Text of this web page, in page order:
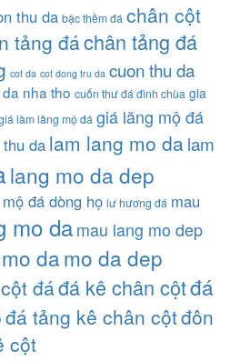
thu da bậc thềm đá chân cột
tảng đáchân tảng đá
cot da cot dong tru da cuon thu da
nha tho cuốn thư đá đình chùa gia
làm lăng mộ đá giá lăng mộ đá
da lam lang mo dalam
lang mo da dep
đá dòng họ lư hương đá mau
mo damau lang mo dep
mo damo da dep
đáđá kê chân cộtđá
đá tảng kê chân cộtđôn
cột